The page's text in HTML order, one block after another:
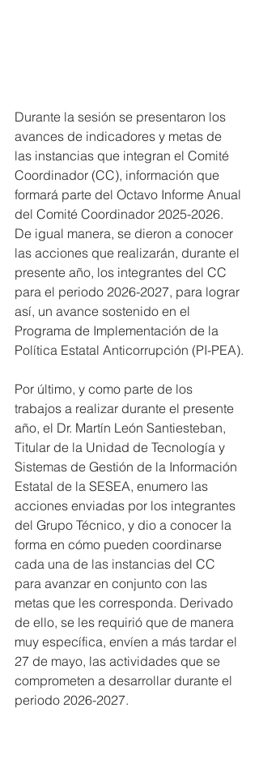
Durante la sesión se presentaron los
avances de indicadores y metas de
las instancias que integran el Comité
Coordinador (CC), información que
formará parte del Octavo Informe Anual
del Comité Coordinador 2025-2026.
De igual manera, se dieron a conocer
las acciones que realizarán, durante el
presente año, los integrantes del CC
para el periodo 2026-2027, para lograr
así, un avance sostenido en el
Programa de Implementación de la
Política Estatal Anticorrupción (PI-PEA).
Por último, y como parte de los
trabajos a realizar durante el presente
año, el Dr. Martín León Santiesteban,
Titular de la Unidad de Tecnología y
Sistemas de Gestión de la Información
Estatal de la SESEA, enumero las
acciones enviadas por los integrantes
del Grupo Técnico, y dio a conocer la
forma en cómo pueden coordinarse
cada una de las instancias del CC
para avanzar en conjunto con las
metas que les corresponda. Derivado
de ello, se les requirió que de manera
muy específica, envíen a más tardar el
27 de mayo, las actividades que se
comprometen a desarrollar durante el
periodo 2026-2027.